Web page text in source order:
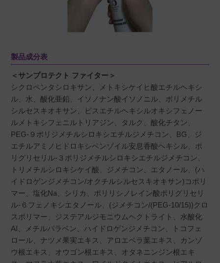
製品成分表
＜サンプロテクト ファイター＞
シクロペンタシロキサン、メトキシケイヒ酸エチルヘキシ
ル、水、酸化亜鉛、イソノナン酸イソノニル、ポリメチル
シルセスキオキサン、ビスエチルヘキシルオキシフェノー
ルメトキシフェニルトリアジン、タルク、酸化チタン、
PEG-９ポリジメチルシロキシエチルジメチコン、BG、ジ
エチルアミノヒドロキシベンゾイル安息香酸ヘキシル、ポ
リグリセリル-３ポリジメチルシロキシエチルジメチコン、
トリメチルシロキシケイ酸、ジメチコン、エタノール、(ハ
イドロゲンジメチコン/オクチルシルセスキオキサン)コポリ
マー、塩化Na、シリカ、ポリリシノレイン酸ポリグリセリ
ル-６フェノキシエタノール、(ジメチコン/(PEG-10/15))クロ
スポリマー、ジステアルジモニウムヘクトライト、水酸化
AI、メチルパラベン、ハイドロゲンジメチコン、トコフェ
ロール、ナツメ果実エキス、アロエベラ葉エキス、カンゾ
ウ根エキス、オウゴン根エキス、オタネニンジン根エキ